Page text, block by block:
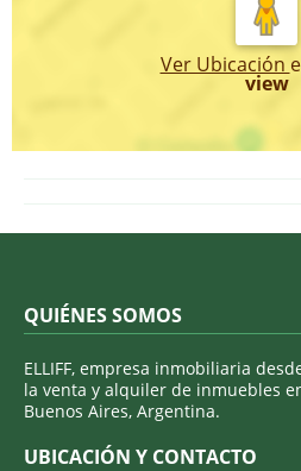
Ver Ubicación
view
QUIÉNES SOMOS
ELLIFF, empresa inmobiliaria
la venta y alquiler de inmuebles
Buenos Aires, Argentina.
UBICACIÓN Y CONTACTO